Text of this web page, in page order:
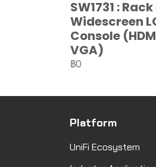
SW1731 :
Widescreen
Console
VGA)
฿0
Platform
UniFi Ecosystem